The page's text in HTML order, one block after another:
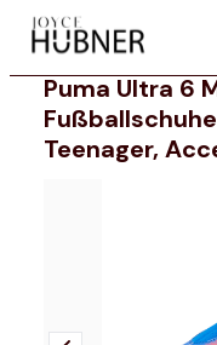
| Schuhe | PUMA
Puma Ultra 6
Teenager,